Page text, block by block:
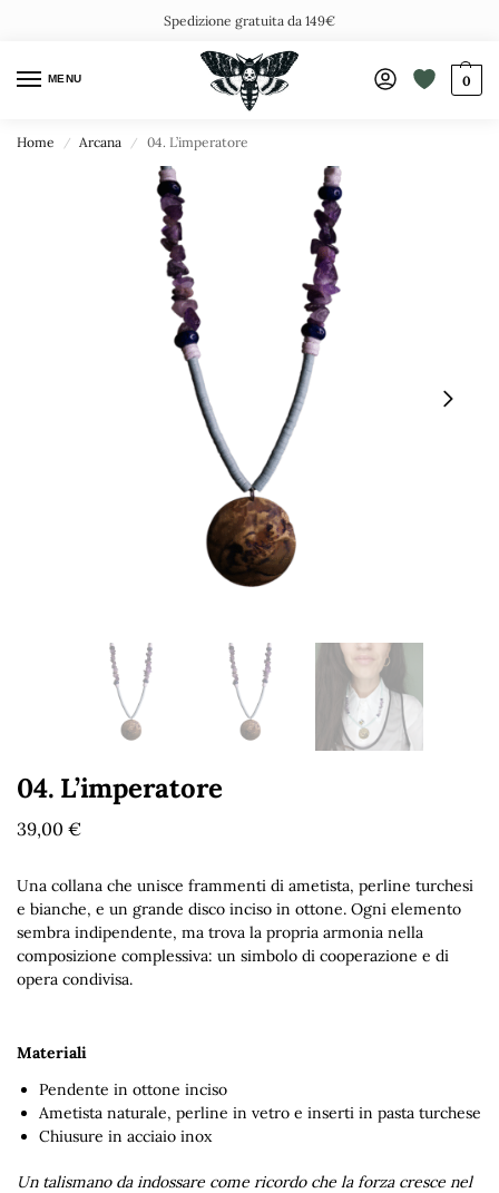
Spedizione gratuita da 149€
MENU 0
Home / Arcana / 04. L’imperatore
04. L’imperatore
39,00 €
Una collana che unisce frammenti di ametista, perline turchesi
e bianche, e un grande disco inciso in ottone. Ogni elemento
sembra indipendente, ma trova la propria armonia nella
composizione complessiva: un simbolo di cooperazione e di
opera condivisa.
Materiali
Pendente in ottone inciso
Ametista naturale, perline in vetro e inserti in pasta turchese
Chiusure in acciaio inox
Un talismano da indossare come ricordo che la forza cresce nel